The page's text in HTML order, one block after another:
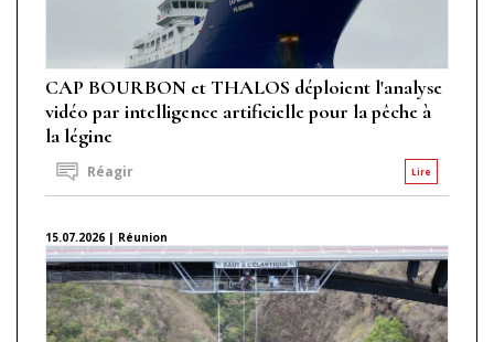
CAP BOURBON et THALOS déploient l'analyse
vidéo par intelligence artificielle pour la pêche à
la légine
Lire
Réagir
15.07.2026 | Réunion